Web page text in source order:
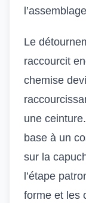
Le
raccourcit
chemise
une
base à un
sur la
l’étape
forme et les